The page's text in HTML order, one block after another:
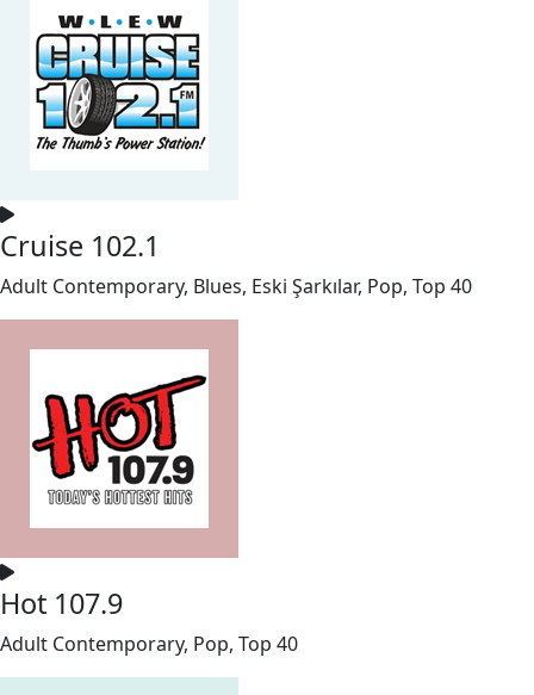
Cruise 102.1
Adult Contemporary, Blues, Eski Şarkılar, Pop, Top 40
Hot 107.9
Adult Contemporary, Pop, Top 40